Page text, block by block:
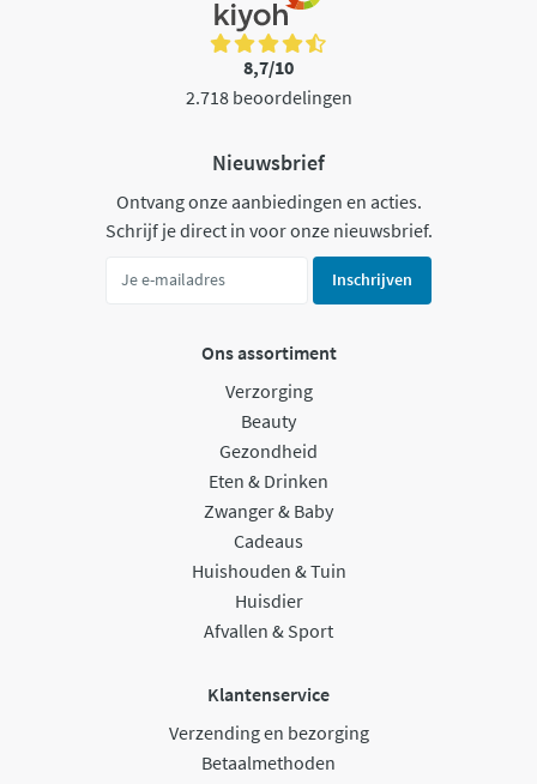
8,7/10
2.718 beoordelingen
Nieuwsbrief
Ontvang onze aanbiedingen en acties.
Schrijf je direct in voor onze nieuwsbrief.
Inschrijven
Ons assortiment
Verzorging
Beauty
Gezondheid
Eten & Drinken
Zwanger & Baby
Cadeaus
Huishouden & Tuin
Huisdier
Afvallen & Sport
Klantenservice
Verzending en bezorging
Betaalmethoden